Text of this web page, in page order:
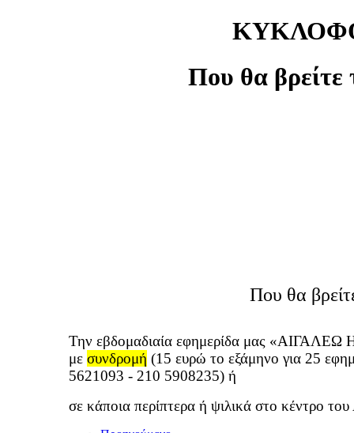
Που θα βρείτε
Που θα
Την εβδομαδιαία εφημερίδα μας «ΑΙΓΑΛΕΩ
με συνδρομή (15 ευρώ το εξάμηνο για 25
5621093 - 210 5908235) ή
σε κάποια περίπτερα ή ψιλικά στο κέντρο